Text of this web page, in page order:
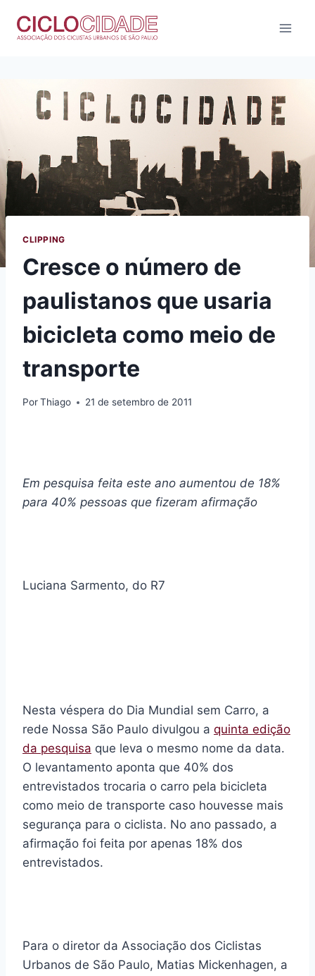
para
CLIPPING
Cresce o número de
paulistanos que usaria
bicicleta como meio de
transporte
PorThiago 21 de setembro de 2011
Em pesquisa feita este ano aumentou de 18%
para 40% pessoas que fizeram afirmação
Luciana Sarmento, do R7
Nesta véspera do Dia Mundial sem Carro, a
rede Nossa São Paulo divulgou a quinta edição
da pesquisa que leva o mesmo nome da data.
O levantamento aponta que 40% dos
entrevistados trocaria o carro pela bicicleta
como meio de transporte caso houvesse mais
segurança para o ciclista. No ano passado, a
afirmação foi feita por apenas 18% dos
entrevistados.
Para o diretor da Associação dos Ciclistas
Urbanos de São Paulo, Matias Mickenhagen, a